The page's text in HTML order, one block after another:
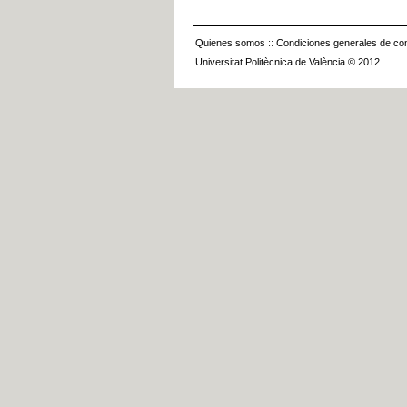
Quienes somos :: Condiciones generales de
Universitat Politècnica de València © 2012